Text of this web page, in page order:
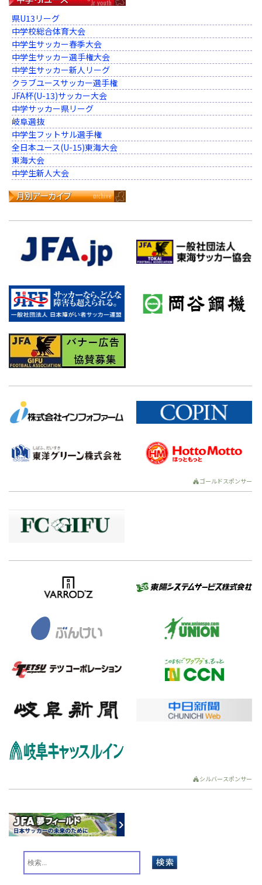
県U13リーグ
中学校総合体育大会
中学生サッカー春季大会
中学生サッカー選手権大会
中学生サッカー新人リーグ
クラブユースサッカー選手権
JFA杯(U-13)サッカー大会
中学サッカー県リーグ
岐阜選抜
中学生フットサル選手権
全日本ユース(U-15)東海大会
東海大会
中学生新人大会
ゴールドスポンサー
シルバースポンサー